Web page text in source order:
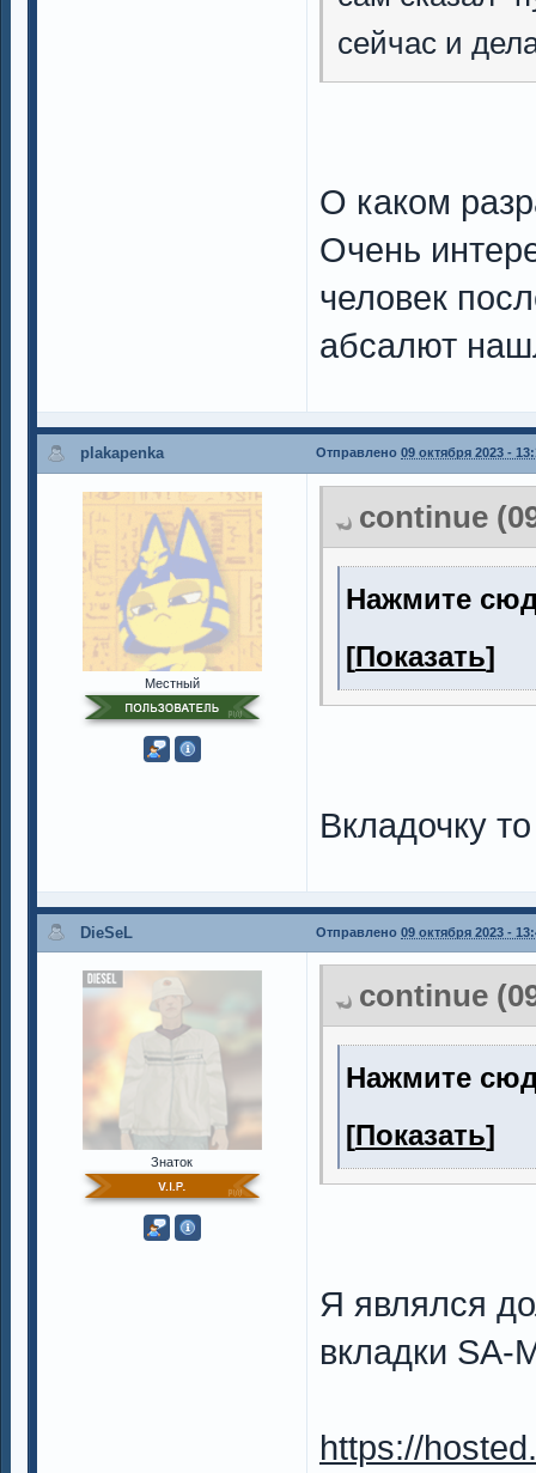
сейчас и
О каком
Очень
человек
абсалют
plakapenka Отправлено 09 октября 2023 -
Местный
continue
Нажмите
[Показать]
Вкладочку
DieSeL Отправлено 09 октября 2023 -
Знаток
continue
Нажмите
[Показать]
Я являлся
вкладки SA-
https://